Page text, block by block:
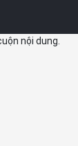
nội dung.